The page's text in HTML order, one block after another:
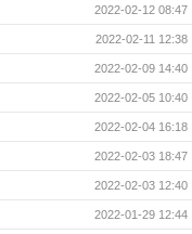
2022-02-12 08:47
2022-02-11 12:38
2022-02-09 14:40
2022-02-05 10:40
2022-02-04 16:18
2022-02-03 18:47
2022-02-03 12:40
2022-01-29 12:44